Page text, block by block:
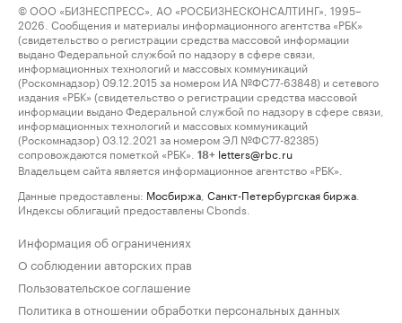
© ООО «БИЗНЕСПРЕСС», АО «РОСБИЗНЕСКОНСАЛТИНГ», 1995–
2026. Сообщения и материалы информационного агентства «РБК»
(свидетельство о регистрации средства массовой информации
выдано Федеральной службой по надзору в сфере связи,
информационных технологий и массовых коммуникаций
(Роскомнадзор) 09.12.2015 за номером ИА №ФС77-63848) и сетевого
издания «РБК» (свидетельство о регистрации средства массовой
информации выдано Федеральной службой по надзору в сфере связи,
информационных технологий и массовых коммуникаций
(Роскомнадзор) 03.12.2021 за номером ЭЛ №ФС77-82385)
сопровождаются пометкой «РБК».
18+ letters@rbc.ru
Владельцем сайта является информационное агентство «РБК».
Данные предоставлены: Мосбиржа Санкт-Петербургская биржа
Индексы облигаций предоставлены Cbonds.
Информация об ограничениях
О соблюдении авторских прав
Пользовательское соглашение
Политика в отношении обработки персональных данных